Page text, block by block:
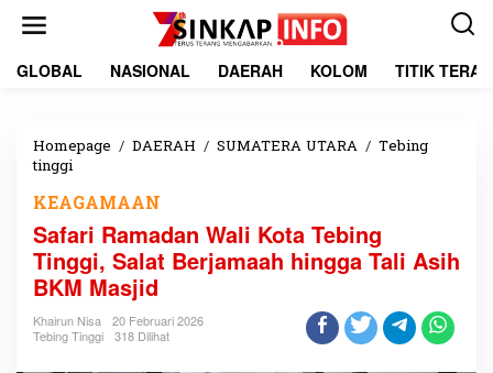
GLOBAL NASIONAL DAERAH KOLOM TITIK
Homepage / DAERAH / SUMATERA UTARA / Tebing
tinggi
f
a
r
i
R
m
a
KEAGAMAAN
Safari Ramadan Wali Kota Tebing
Tinggi, Salat Berjamaah hingga Tali Asih
BKM Masjid
Khairun Nisa
20 Februari 2026
Tebing Tinggi
318 Dilihat